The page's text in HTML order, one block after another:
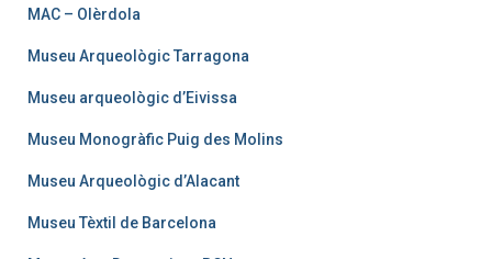
MAC – Olèrdola
Museu Arqueològic Tarragona
Museu arqueològic d’Eivissa
Museu Monogràfic Puig des Molins
Museu Arqueològic d’Alacant
Museu Tèxtil de Barcelona